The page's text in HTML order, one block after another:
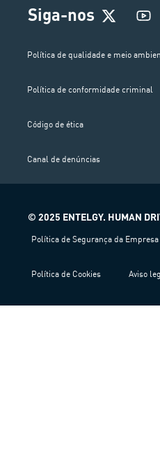
Siga-nos
Política de qualidade e meio
Política de conformidade criminal
Código de ética
Canal de denúncias
© 2025 ENTELGY. HUMAN
Política de Segurança da Empresa
Política de Cookies Aviso